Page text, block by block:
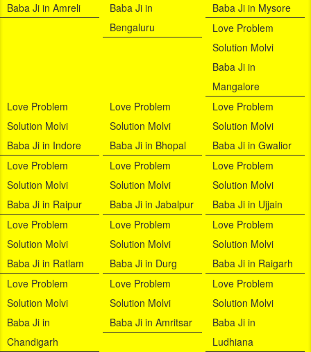
Baba Ji in Amreli
Baba Ji in
Bengaluru
Baba Ji in Mysore
Love Problem
Solution Molvi
Baba Ji in
Mangalore
Love Problem
Solution Molvi
Baba Ji in Indore
Love Problem
Solution Molvi
Baba Ji in Bhopal
Love Problem
Solution Molvi
Baba Ji in Gwalior
Love Problem
Solution Molvi
Baba Ji in Raipur
Love Problem
Solution Molvi
Baba Ji in Jabalpur
Love Problem
Solution Molvi
Baba Ji in Ujjain
Love Problem
Solution Molvi
Baba Ji in Ratlam
Love Problem
Solution Molvi
Baba Ji in Durg
Love Problem
Solution Molvi
Baba Ji in Raigarh
Love Problem
Solution Molvi
Baba Ji in
Chandigarh
Love Problem
Solution Molvi
Baba Ji in Amritsar
Love Problem
Solution Molvi
Baba Ji in
Ludhiana